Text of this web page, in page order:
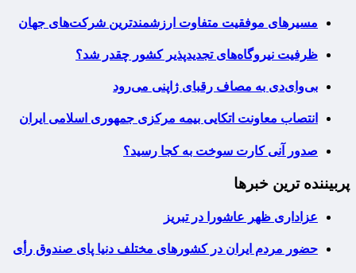
مسیرهای موفقیت متفاوت ارزشمندترین شرکت‌های جهان
ظرفیت نیروگاه‌های تجدیدپذیر کشور چقدر شد؟
بی‌وای‌دی به مصاف رقبای ژاپنی می‌رود
انتصاب معاونت اتکایی بیمه مرکزی جمهوری اسلامی ایران
صدور آنی کارت سوخت به کجا رسید؟
پربیننده ترین خبرها
عزاداری ظهر عاشورا در تبریز
حضور مردم ایران در کشورهای مختلف دنیا پای صندوق رأی